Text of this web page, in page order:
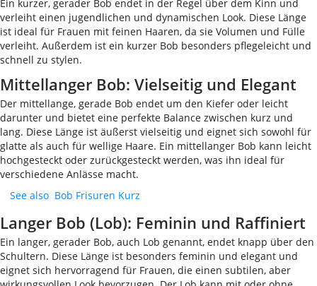
Ein kurzer, gerader Bob endet in der Regel über dem Kinn und
verleiht einen jugendlichen und dynamischen Look. Diese Länge
ist ideal für Frauen mit feinen Haaren, da sie Volumen und Fülle
verleiht. Außerdem ist ein kurzer Bob besonders pflegeleicht und
schnell zu stylen.
Mittellanger Bob: Vielseitig und Elegant
Der mittellange, gerade Bob endet um den Kiefer oder leicht
darunter und bietet eine perfekte Balance zwischen kurz und
lang. Diese Länge ist äußerst vielseitig und eignet sich sowohl für
glatte als auch für wellige Haare. Ein mittellanger Bob kann leicht
hochgesteckt oder zurückgesteckt werden, was ihn ideal für
verschiedene Anlässe macht.
See also Bob Frisuren Kurz
Langer Bob (Lob): Feminin und Raffiniert
Ein langer, gerader Bob, auch Lob genannt, endet knapp über den
Schultern. Diese Länge ist besonders feminin und elegant und
eignet sich hervorragend für Frauen, die einen subtilen, aber